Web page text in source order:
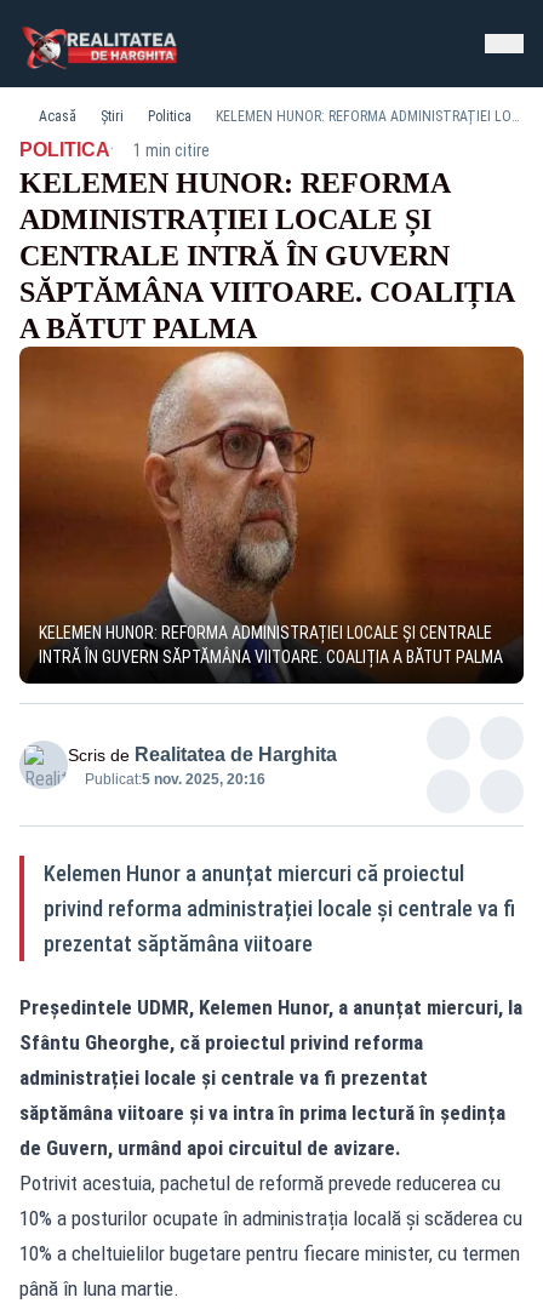
Acasă Știri Politica KELEMEN HUNOR: REFORMA ADMINISTRAȚIEI LOCALE ȘI CENTRALE INTRĂ ÎN GUVERN SĂPTĂMÂNA VIITOARE. COALIȚIA A BĂTUT PALMA
POLITICA· 1 min citire
KELEMEN HUNOR: REFORMA
ADMINISTRAȚIEI LOCALE ȘI
CENTRALE INTRĂ ÎN GUVERN
SĂPTĂMÂNA VIITOARE. COALIȚIA
A BĂTUT PALMA
KELEMEN HUNOR: REFORMA ADMINISTRAȚIEI LOCALE ȘI CENTRALE
INTRĂ ÎN GUVERN SĂPTĂMÂNA VIITOARE. COALIȚIA A BĂTUT PALMA
Scris de Realitatea de Harghita
Publicat:5 nov. 2025, 20:16
Kelemen Hunor a anunțat miercuri că proiectul
privind reforma administrației locale și centrale va fi
prezentat săptămâna viitoare
Președintele UDMR, Kelemen Hunor, a anunțat miercuri, la
Sfântu Gheorghe, că proiectul privind reforma
administrației locale și centrale va fi prezentat
săptămâna viitoare și va intra în prima lectură în ședința
de Guvern, urmând apoi circuitul de avizare.
Potrivit acestuia, pachetul de reformă prevede reducerea cu
10% a posturilor ocupate în administrația locală și scăderea cu
10% a cheltuielilor bugetare pentru fiecare minister, cu termen
până în luna martie.